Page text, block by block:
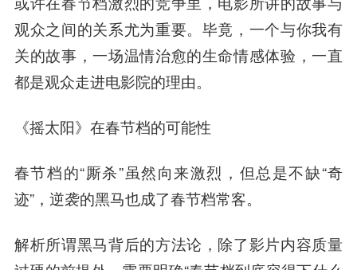
观众之间的关系尤为重要。毕竟，一个与你我有
关的故事，一场温情治愈的生命情感体验，一直
都是观众走进电影院的理由。
《摇太阳》在春节档的可能性
春节档的“厮杀”虽然向来激烈，但总是不缺“奇
迹”，逆袭的黑马也成了春节档常客。
解析所谓黑马背后的方法论，除了影片内容质量